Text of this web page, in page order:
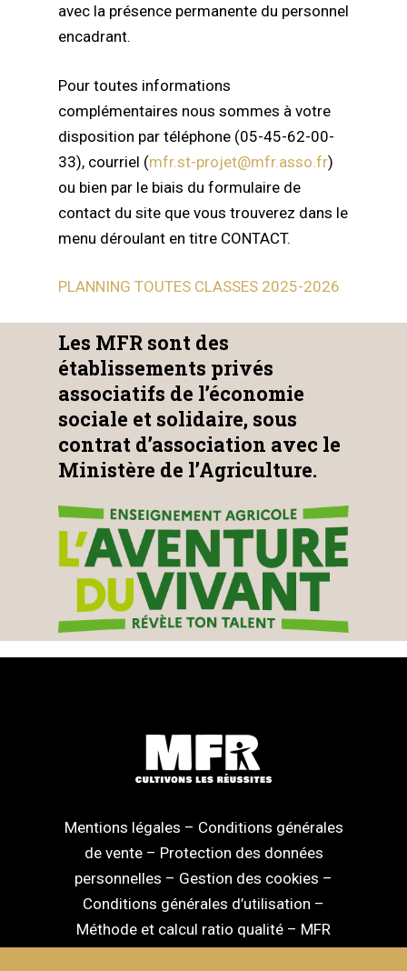
avec la présence permanente du personnel
encadrant.
Pour toutes informations
complémentaires nous sommes à votre
disposition par téléphone (05-45-62-00-
33), courriel (mfr.st-projet@mfr.asso.fr)
ou bien par le biais du formulaire de
contact du site que vous trouverez dans le
menu déroulant en titre CONTACT.
PLANNING TOUTES CLASSES 2025-2026
Les MFR sont des
établissements privés
associatifs de l’économie
sociale et solidaire, sous
contrat d’association avec le
Ministère de l’Agriculture.
Mentions légales – Conditions générales
de vente– Protection des données
personnelles – Gestion des cookies –
Conditions générales d’utilisation –
Méthode et calcul ratio qualité – MFR